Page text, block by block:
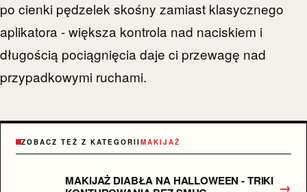
po cienki pędzelek skośny zamiast klasycznego
aplikatora - większa kontrola nad naciskiem i
długością pociągnięcia daje ci przewagę nad
przypadkowymi ruchami.
ZOBACZ TEŻ Z KATEGORIIMAKIJAŻ
MAKIJAŻ DIABŁA NA HALLOWEEN - TRIKI →